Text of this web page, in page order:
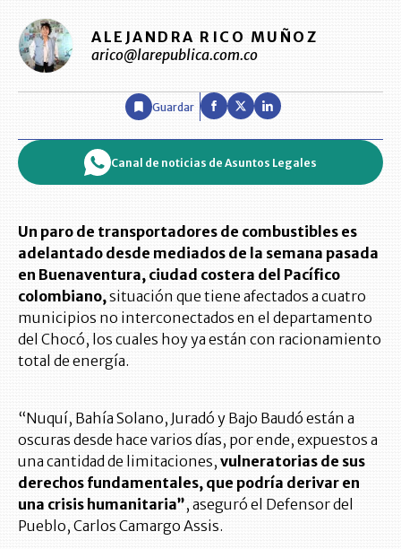
ALEJANDRA RICO MUÑOZ
arico@larepublica.com.co
Guardar
Canal de noticias de Asuntos Legales
Un paro de transportadores de combustibles es
adelantado desde mediados de la semana pasada
en Buenaventura, ciudad costera del Pacífico
colombiano,situación que tiene afectados a cuatro
municipios no interconectados en el departamento
del Chocó, los cuales hoy ya están con racionamiento
total de energía.
“Nuquí, Bahía Solano, Juradó y Bajo Baudó están a
oscuras desde hace varios días, por ende, expuestos a
una cantidad de limitaciones, vulneratorias de sus
derechos fundamentales, que podría derivar en
una crisis humanitaria”, aseguró el Defensor del
Pueblo, Carlos Camargo Assis.